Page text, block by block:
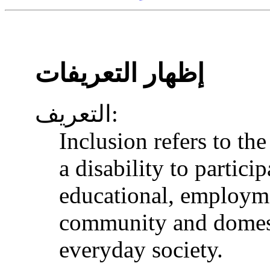
إظهار التعريفات
التعريف:
Inclusion refers to
a disability to
educational,
community and
everyday society.